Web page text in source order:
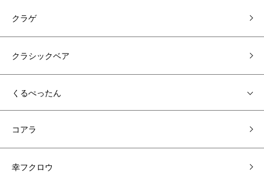
クラゲ
クラシックベア
くるぺったん
コアラ
幸フクロウ